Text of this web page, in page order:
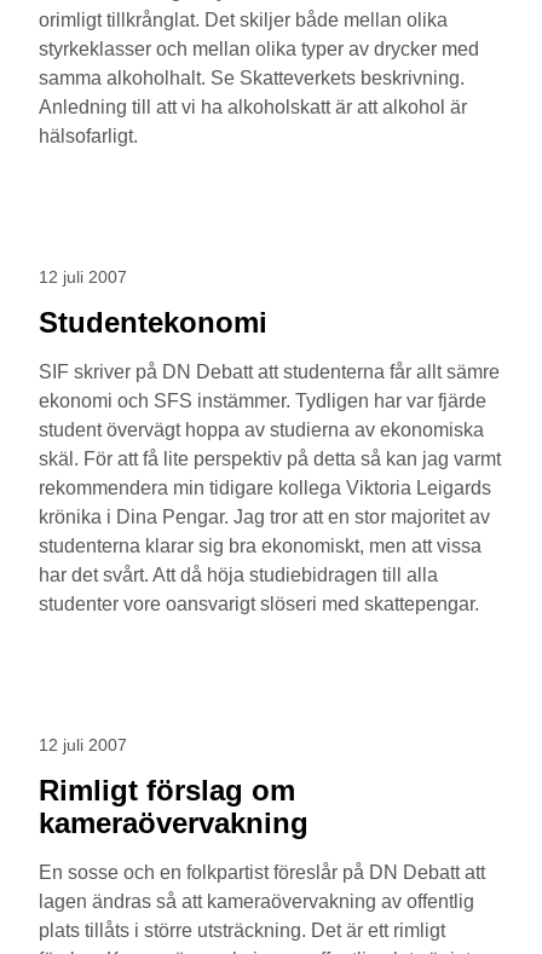
orimligt tillkrånglat. Det skiljer både mellan olika
styrkeklasser och mellan olika typer av drycker med
samma alkoholhalt. Se Skatteverkets beskrivning.
Anledning till att vi ha alkoholskatt är att alkohol är
hälsofarligt.
12 juli 2007
Studentekonomi
SIF skriver på DN Debatt att studenterna får allt sämre
ekonomi och SFS instämmer. Tydligen har var fjärde
student övervägt hoppa av studierna av ekonomiska
skäl. För att få lite perspektiv på detta så kan jag varmt
rekommendera min tidigare kollega Viktoria Leigards
krönika i Dina Pengar. Jag tror att en stor majoritet av
studenterna klarar sig bra ekonomiskt, men att vissa
har det svårt. Att då höja studiebidragen till alla
studenter vore oansvarigt slöseri med skattepengar.
12 juli 2007
Rimligt förslag om
kameraövervakning
En sosse och en folkpartist föreslår på DN Debatt att
lagen ändras så att kameraövervakning av offentlig
plats tillåts i större utsträckning. Det är ett rimligt